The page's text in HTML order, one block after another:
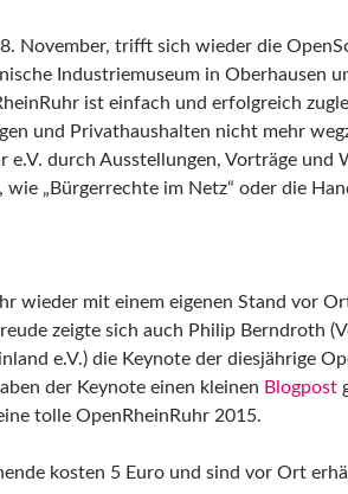
November, trifft sich wieder die
Industriemuseum in Oberhausen
ist einfach und erfolgreich
und Privathaushalten nicht mehr
e.V. durch Ausstellungen, Vorträge
wie „Bürgerrechte im Netz“ oder die
wieder mit einem eigenen Stand vor
zeigte sich auch Philip Berndroth
e.V.) die Keynote der diesjährige
der Keynote einen kleinen Blogpost
tolle OpenRheinRuhr 2015.
kosten 5 Euro und sind vor Ort